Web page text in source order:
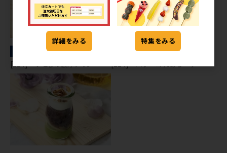
[124] いとしの濃厚プリン [124] ハラペコれあちーず
詳細をみる 特集をみる